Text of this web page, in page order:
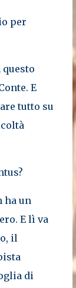
per
E
tutto su
ha un
E lì va
il
di